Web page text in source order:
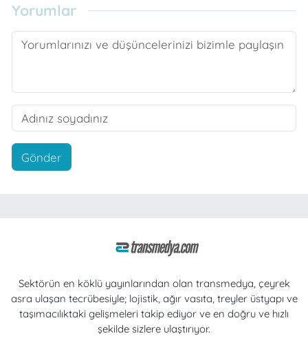
Yorumlar
Gönder
Sektörün en köklü yayınlarından olan transmedya, çeyrek
asra ulaşan tecrübesiyle; lojistik, ağır vasıta, treyler üstyapı ve
taşımacılıktaki gelişmeleri takip ediyor ve en doğru ve hızlı
şekilde sizlere ulaştırıyor.